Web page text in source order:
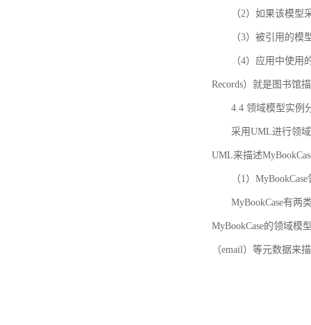
（2）如果该模
（3）被引用的模
（4）应用中使用
Records）就是图书馆
4.4 领域模型实例
采用UML进行领
UML来描述
（1）
MyBookCase有两
MyBookCase的领域模
（email）等元数据来